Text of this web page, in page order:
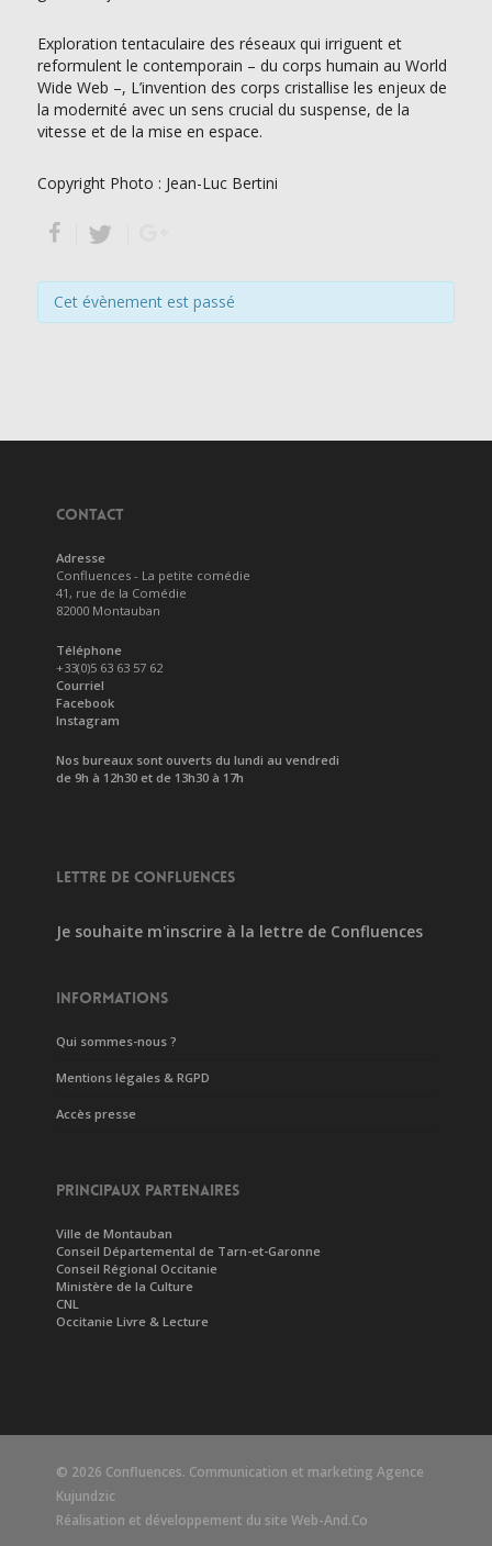
Exploration tentaculaire des réseaux qui irriguent et
reformulent le contemporain – du corps humain au World
Wide Web –, L’invention des corps cristallise les enjeux de
la modernité avec un sens crucial du suspense, de la
vitesse et de la mise en espace.
Copyright Photo : Jean-Luc Bertini
Cet évènement est passé
CONTACT
Adresse
Confluences - La petite comédie
41, rue de la Comédie
82000 Montauban
Téléphone
+33(0)5 63 63 57 62
Courriel
Facebook
Instagram
Nos bureaux sont ouverts du lundi au vendredi
de 9h à 12h30 et de 13h30 à 17h
LETTRE DE CONFLUENCES
Je souhaite m'inscrire à la lettre de Confluences
INFORMATIONS
Qui sommes-nous ?
Mentions légales & RGPD
Accès presse
PRINCIPAUX PARTENAIRES
Ville de Montauban
Conseil Départemental de Tarn-et-Garonne
Conseil Régional Occitanie
Ministère de la Culture
CNL
Occitanie Livre & Lecture
© 2026 Confluences. Communication et marketing Agence
Kujundzic
Réalisation et développement du site Web-And.Co